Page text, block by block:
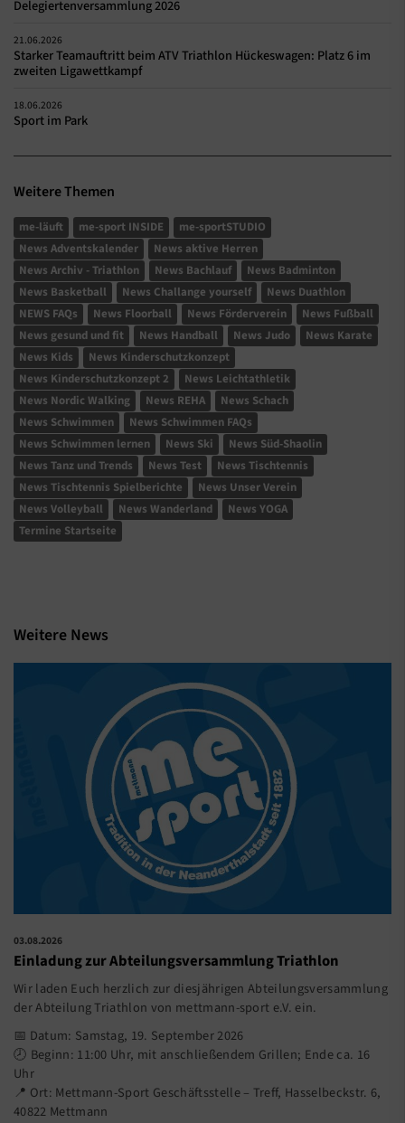
Delegiertenversammlung 2026
21.06.2026
Starker Teamauftritt beim ATV Triathlon Hückeswagen: Platz 6 im
zweiten Ligawettkampf
18.06.2026
Sport im Park
Weitere Themen
me-läuft me-sport INSIDE
me-sportSTUDIO
News Adventskalender
News aktive Herren
News Archiv - Triathlon
News Bachlauf
News Badminton
News Basketball
News Challange yourself
News Duathlon
NEWS FAQs
News Floorball News Förderverein
News Fußball
News gesund und fit
News Handball News Judo
News Karate
News Kids
News Kinderschutzkonzept
News Kinderschutzkonzept 2
News Leichtathletik
News Nordic Walking
News REHA
News Schach
News Schwimmen
News Schwimmen FAQs
News Schwimmen lernen
News Ski
News Süd-Shaolin
News Tanz und Trends
News Test
News Tischtennis
News Tischtennis Spielberichte
News Unser Verein
News Volleyball
News Wanderland
News YOGA
Termine Startseite
Weitere News
03.08.2026
Einladung zur Abteilungsversammlung Triathlon
Wir laden Euch herzlich zur diesjährigen Abteilungsversammlung
der Abteilung Triathlon von mettmann-sport e.V. ein.
📅 Datum: Samstag, 19. September 2026
🕗 Beginn: 11:00 Uhr, mit anschließendem Grillen; Ende ca. 16
Uhr
📍 Ort: Mettmann-Sport Geschäftsstelle – Treff, Hasselbeckstr. 6,
40822 Mettmann